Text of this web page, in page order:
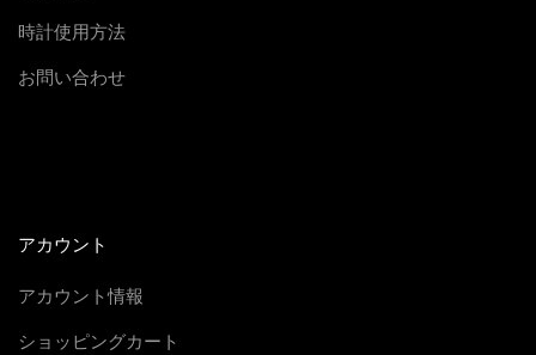
時計使用方法
お問い合わせ
アカウント
アカウント情報
ショッピングカート